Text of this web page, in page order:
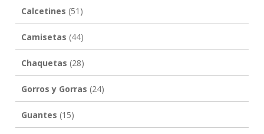
Calcetines (51)
Camisetas (44)
Chaquetas (28)
Gorros y Gorras (24)
Guantes (15)